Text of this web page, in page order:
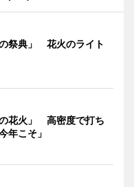
祭典」 花火のライト
花火」 高密度で打ち
年こそ」